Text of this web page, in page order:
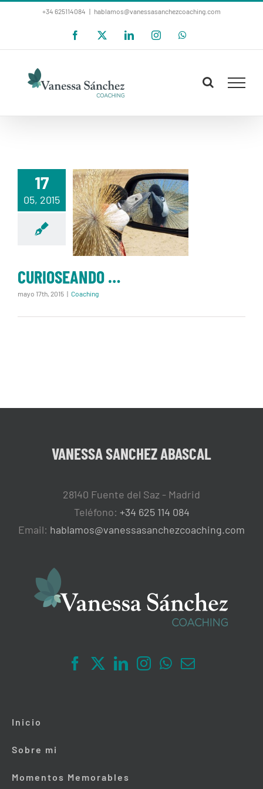
+34 625114084 | hablamos@vanessasanchezcoaching.com
Facebook LinkedInInstagramWhatsApp
17
05, 2015
CURIOSEANDO
…
CURIOSEANDO …
mayo 17th, 2015 | Coaching
VANESSA SANCHEZ ABASCAL
28140 Fuente del Saz - Madrid
Teléfono: +34 625 114 084
Email: hablamos@vanessasanchezcoaching.com
Inicio
Sobre mi
Momentos Memorables